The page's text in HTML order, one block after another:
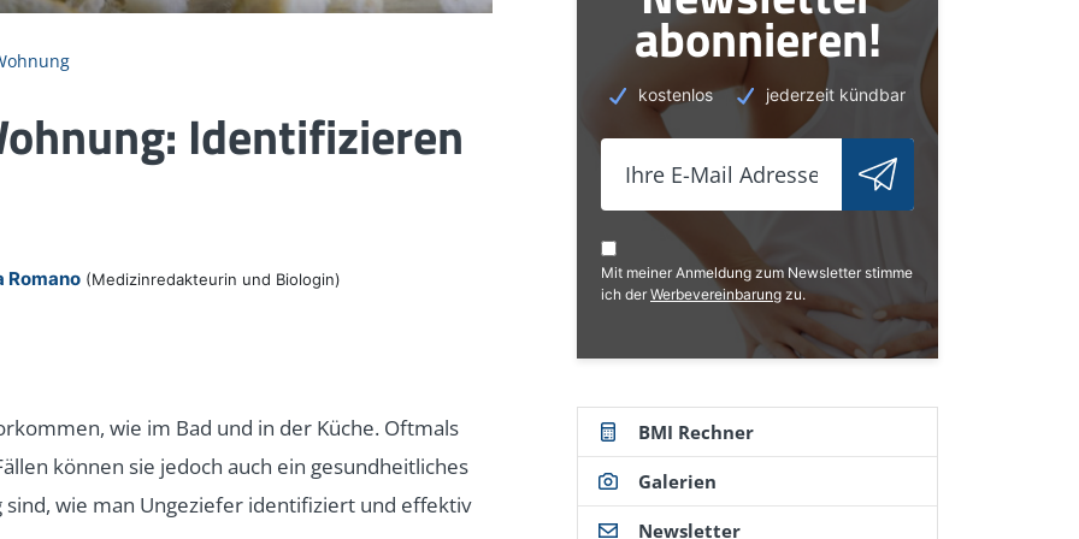
Identifizieren
Romano (Medizinredakteurin und Biologin)
wie im Bad und in der Küche. Oftmals
können sie jedoch auch ein gesundheitliches
sind, wie man Ungeziefer identifiziert und effektiv
abonnieren!
kostenlos jederzeit kündbar
Mit meiner Anmeldung zum Newsletter stimme
ich der Werbevereinbarung zu.
BMI Rechner
Galerien
Newsletter